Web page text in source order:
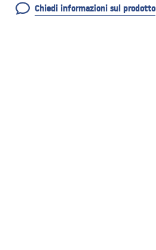
Chiedi informazioni sul prodotto